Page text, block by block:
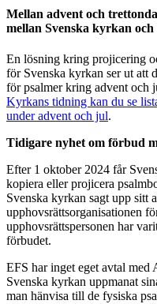
Mellan advent och
mellan Svenska kyrkan
En lösning kring projicering
för Svenska kyrkan ser ut att
för psalmer kring advent
Kyrkans tidning kan du se
under advent och jul.
Tidigare nyhet om förbud
Efter 1 oktober 2024 får
kopiera eller projicera
Svenska kyrkan sagt upp sitt
upphovsrättsorganisationen
upphovsrättspersonen har
förbudet.
EFS har inget eget avtal med
Svenska kyrkan uppmanat
man hänvisa till de fysiska